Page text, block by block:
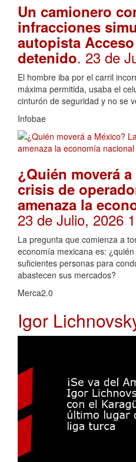
Un camionero
infracciones
autopista
detenido. 23 de
El hombre iba por el carril
máxima permitida, usaba el
cinturón de seguridad y no se
Infobae
¿Quién moverá
crisis de
amenaza la
23 de Julio, 2026
La pregunta que comienza a
economía mexicana es:
suficientes personas para
abastecen sus mercados?
Merca2.0
Igor